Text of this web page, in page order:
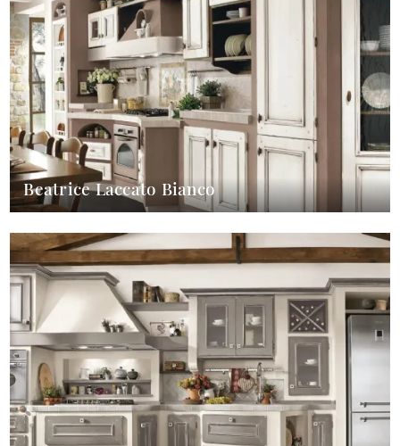
Beatrice Laccato Bianco